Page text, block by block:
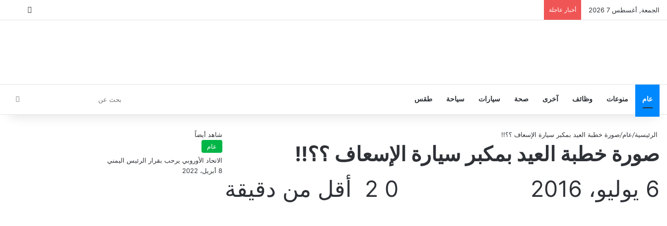
الجمعة, أغسطس 7 2026 أخبار عاجلة تسجيل
عام منوعات وظائف آخرى صحة سيارات سياحة طقس
عن
الرئيسية/عام/صورة خطبة العيد بمكبر سيارة الإسعاف ؟؟!!
صورة خطبة العيد بمكبر سيارة الإسعاف ؟؟!!
6 يوليو، 2016 0 أقل من دقيقة
شاهد أيضاً
عام
الاتحاد الأوروبي يرحب بقرار الرئيس اليمني
8 أبريل، 2022